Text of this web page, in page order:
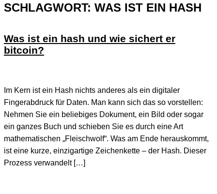
SCHLAGWORT: WAS IST EIN HASH
Was ist ein hash und wie sichert er
bitcoin?
Im Kern ist ein Hash nichts anderes als ein digitaler
Fingerabdruck für Daten. Man kann sich das so vorstellen:
Nehmen Sie ein beliebiges Dokument, ein Bild oder sogar
ein ganzes Buch und schieben Sie es durch eine Art
mathematischen „Fleischwolf“. Was am Ende herauskommt,
ist eine kurze, einzigartige Zeichenkette – der Hash. Dieser
Prozess verwandelt […]